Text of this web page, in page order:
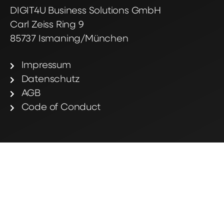
DIGIT4U Business Solutions GmbH
Carl Zeiss Ring 9
85737 Ismaning/München
Impressum
Datenschutz
AGB
Code of Conduct